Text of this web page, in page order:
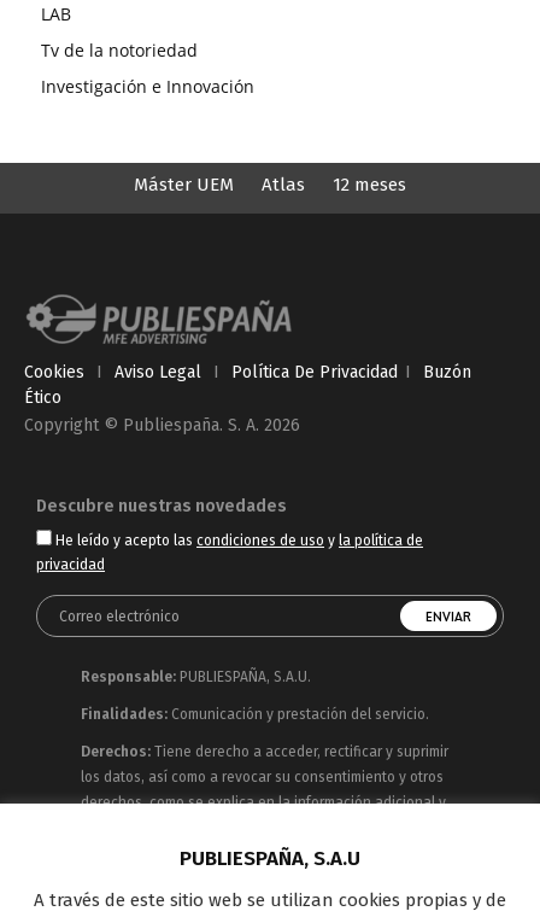
LAB
Tv de la notoriedad
Investigación e Innovación
Máster UEM Atlas 12 meses
Cookies I Aviso Legal I Política De Privacidad I
Buzón
Ético
Copyright © Publiespaña. S. A. 2026
Descubre nuestras novedades
He leído y acepto las condiciones de uso y la política de
privacidad
Responsable: PUBLIESPAÑA, S.A.U.
Finalidades: Comunicación y prestación del servicio.
Derechos: Tiene derecho a acceder, rectificar y suprimir
los datos, así como a revocar su consentimiento y otros
derechos, como se explica en la información adicional y
Publiespaña es empresa de Mediaset España
PUBLIESPAÑA, S.A.U
A través de este sitio web se utilizan cookies propias y de